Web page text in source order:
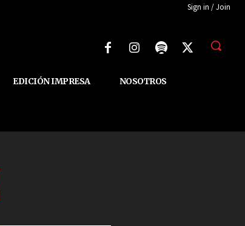
Sign in / Join
EDICIÓN IMPRESA NOSOTROS